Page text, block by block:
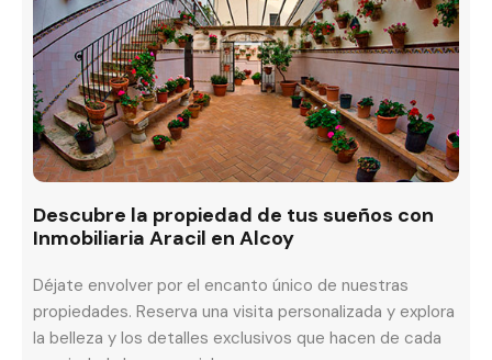
Descubre la propiedad de tus sueños con
Inmobiliaria Aracil en Alcoy
Déjate envolver por el encanto único de nuestras
propiedades. Reserva una visita personalizada y explora
la belleza y los detalles exclusivos que hacen de cada